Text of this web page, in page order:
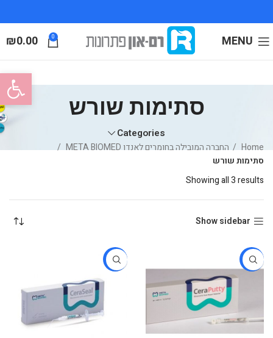
פתח
MENU
0
₪0.00
סתימות שורש
Categories
Home
החברה המובילה בחומרים לאנדו META BIOMED
סתימות שורש
Showing all 3 results
Show sidebar
-14%
-20%